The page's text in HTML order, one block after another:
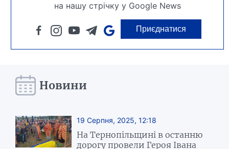
на нашу стрічку у Google News
Приєднатися
Новини
19 Серпня, 2025, 12:18
На Тернопільщині в останню
дорогу провели Героя Івана